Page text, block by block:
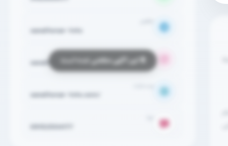
sanathonar-tvto
اینستاگرام
sanathonar.tvto
sanathonar-tvto.com/